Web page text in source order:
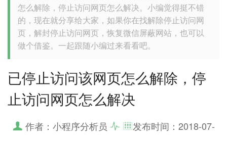
怎么解除，停止访问网页怎么解决。小编觉得挺不错
的，现在就分享给大家，如果你在找解除停止访问网
页，解封停止访问网页，恢复微信屏蔽网站，也可以
做个借鉴。一起跟随小编过来看看吧。
已停止访问该网页怎么解除，停
止访问网页怎么解决
作者：小程序分析员 发布时间： 2018-07-